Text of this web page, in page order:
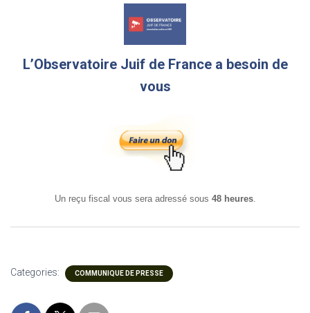
L’Observatoire Juif de France a besoin de
vous
Un reçu fiscal vous sera adressé sous 48 heures.
Categories: COMMUNIQUE DE PRESSE